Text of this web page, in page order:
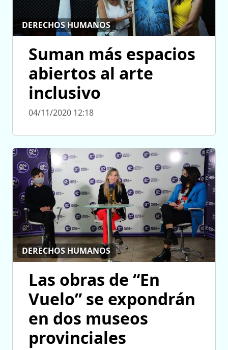
DERECHOS HUMANOS
Suman más espacios
abiertos al arte
inclusivo
04/11/2020 12:18
DERECHOS HUMANOS
Las obras de “En
Vuelo” se expondrán
en dos museos
provinciales